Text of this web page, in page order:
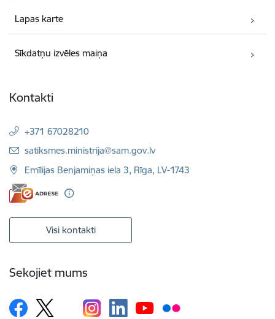
Lapas karte
Sīkdatņu izvēles maiņa
Kontakti
+371 67028210
E-pasts:
satiksmes.ministrija@sam.gov.lv
Emīlijas Benjamiņas iela 3, Rīga, LV-1743
Visi kontakti
Sekojiet mums